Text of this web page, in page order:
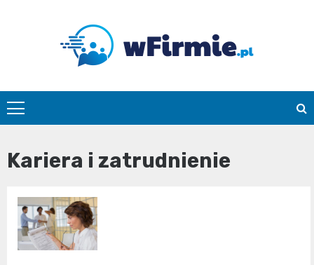
Wfirmie.pl
Kariera i zatrudnienie